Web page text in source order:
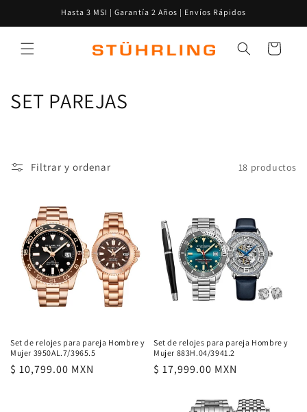
directamente
al contenido
Hasta 3 MSI | Garantía 2 Años | Envíos Rápidos
Carrito
C
e
:
SET PAREJAS
Filtrar y ordenar 18 productos
Set de relojes para pareja Hombre y
Mujer 3950AL.7/3965.5
Precio
$ 10,799.00 MXN
Set de relojes para pareja Hombre y
Mujer 883H.04/3941.2
Precio
$ 17,999.00 MXN